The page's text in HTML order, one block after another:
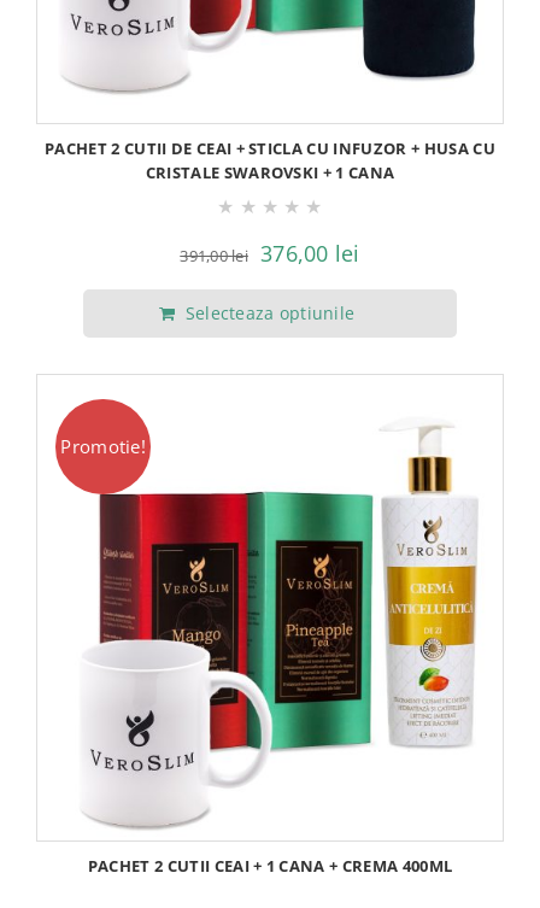
PACHET 2 CUTII DE CEAI + STICLA CU INFUZOR + HUSA CU
CRISTALE SWAROVSKI + 1 CANA
★ ★ ★ ★ ★
391,00lei
Prețul
inițial
a
376,00 lei
curent
Selecteaza optiunile
Promotie!
PACHET 2 CUTII CEAI + 1 CANA + CREMA 400ML